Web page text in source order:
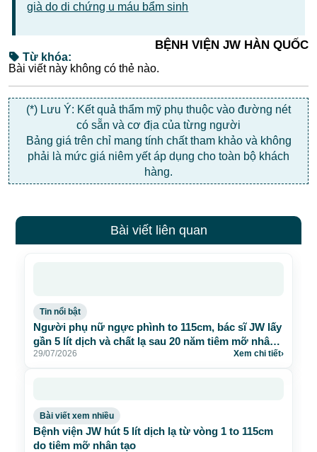
già do di chứng u máu bẩm sinh
BỆNH VIỆN JW HÀN QUỐC
Từ khóa:
Bài viết này không có thẻ nào.
(*) Lưu Ý: Kết quả thẩm mỹ phụ thuộc vào đường nét
có sẵn và cơ địa của từng người
Bảng giá trên chỉ mang tính chất tham khảo và không
phải là mức giá niêm yết áp dụng cho toàn bộ khách
hàng.
Bài viết liên quan
Tin nổi bật
Người phụ nữ ngực phình to 115cm, bác sĩ JW lấy
gần 5 lít dịch và chất lạ sau 20 năm tiêm mỡ nhân
tạo
29/07/2026 Xem chi tiết›
Bài viết xem nhiều
Bệnh viện JW hút 5 lít dịch lạ từ vòng 1 to 115cm
do tiêm mỡ nhân tạo